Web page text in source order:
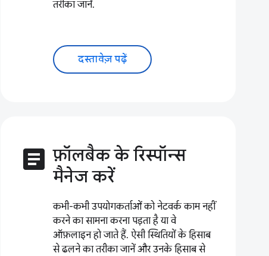
तरीका जानें.
दस्तावेज़ पढ़ें
article फ़ॉलबैक के रिस्पॉन्स
मैनेज करें
कभी-कभी उपयोगकर्ताओं को नेटवर्क काम नहीं
करने का सामना करना पड़ता है या वे
ऑफ़लाइन हो जाते हैं. ऐसी स्थितियों के हिसाब
से ढलने का तरीका जानें और उनके हिसाब से